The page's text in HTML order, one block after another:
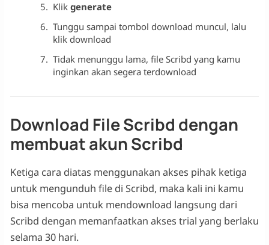
Klik generate
Tunggu sampai tombol download muncul, lalu
klik download
Tidak menunggu lama, file Scribd yang kamu
inginkan akan segera terdownload
Download File Scribd dengan
membuat akun Scribd
Ketiga cara diatas menggunakan akses pihak ketiga
untuk mengunduh file di Scribd, maka kali ini kamu
bisa mencoba untuk mendownload langsung dari
Scribd dengan memanfaatkan akses trial yang berlaku
selama 30 hari.